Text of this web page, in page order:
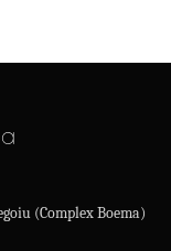
(Complex Boema)